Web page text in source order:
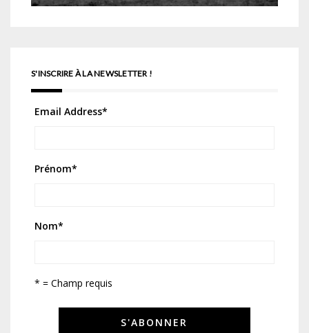
S'INSCRIRE À LA NEWSLETTER !
Email Address*
Prénom*
Nom*
* = Champ requis